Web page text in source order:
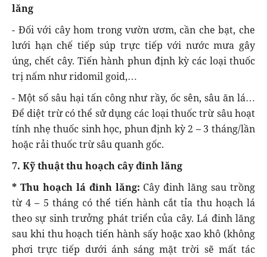
lăng
- Đối với cây hom trong vườn ươm, cần che bạt, che
lưới hạn chế tiếp súp trực tiếp với nước mưa gây
úng, chết cây. Tiến hành phun định kỳ các loại thuốc
trị nấm như ridomil goid,…
- Một số sâu hại tấn công như rầy, ốc sên, sâu ăn lá…
Để diệt trừ có thể sử dụng các loại thuốc trừ sâu hoạt
tính nhẹ thuốc sinh học, phun định kỳ 2 – 3 tháng/lần
hoặc rải thuốc trừ sâu quanh gốc.
7. Kỹ thuật thu hoạch cây đinh lăng
* Thu hoạch lá đinh lăng: Cây đinh lăng sau trồng
từ 4 – 5 tháng có thể tiến hành cắt tỉa thu hoạch lá
theo sự sinh trưởng phát triển của cây. Lá đinh lăng
sau khi thu hoạch tiến hành sấy hoặc xao khô (không
phơi trực tiếp dưới ánh sáng mặt trời sẽ mất tác